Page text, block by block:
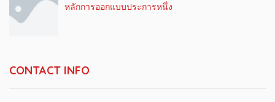
หลักการออกแบบประการหนึ่ง
CONTACT INFO